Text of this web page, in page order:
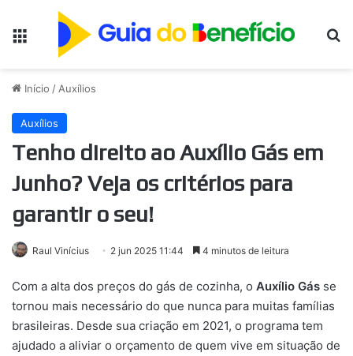
Início / Auxílios
Auxílios
Tenho direito ao Auxílio Gás em
Junho? Veja os critérios para
garantir o seu!
Raul Vinícius 2 jun 2025 11:44 4 minutos de leitura
Com a alta dos preços do gás de cozinha, o Auxílio Gás se
tornou mais necessário do que nunca para muitas famílias
brasileiras. Desde sua criação em 2021, o programa tem
ajudado a aliviar o orçamento de quem vive em situação de